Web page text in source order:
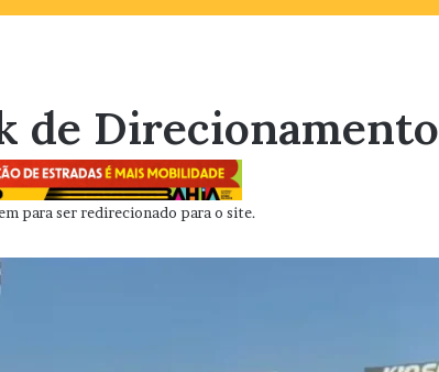
de Direcionamento
para ser redirecionado para o site.